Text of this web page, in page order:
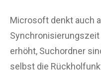
Microsoft denkt auch
Synchronisierungszeit
erhöht, Suchordner
selbst die